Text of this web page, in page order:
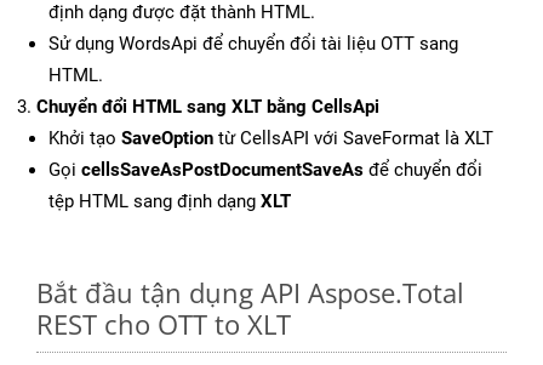
định dạng được đặt thành HTML.
Sử dụng WordsApi để chuyển đổi tài liệu OTT sang
HTML.
Chuyển đổi HTML sang XLT bằng CellsApi
Khởi tạo SaveOption từ CellsAPI với SaveFormat là XLT
Gọi cellsSaveAsPostDocumentSaveAs để chuyển đổi
tệp HTML sang định dạng XLT
Bắt đầu tận dụng API Aspose.Total
REST cho OTT to XLT